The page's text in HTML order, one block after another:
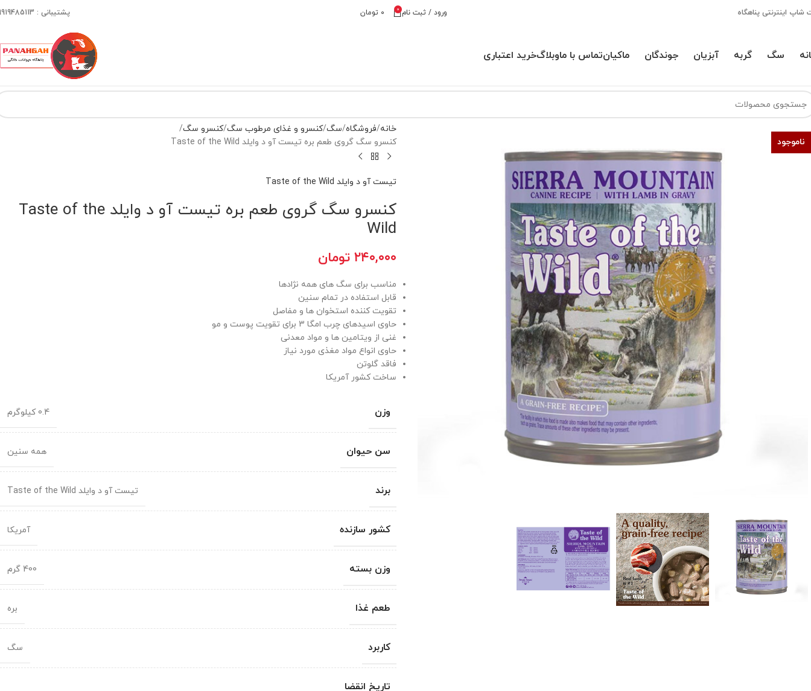
شاپ اینترنتی پناهگاه ورود / ثبت نام 0 ۰ تومان پشتیبانی : 09919485113
سگ گربه آبزیان جوندگان ماکیانتماس با ماوبلاگخرید اعتباری
ناموجود
خانه فروشگاه سگ کنسرو و غذای مرطوب سگ کنسرو سگ
کنسرو سگ گروی طعم بره تیست آو د وایلد Taste of the Wild
تیست آو د وایلد Taste of the Wild
کنسرو سگ گروی طعم بره تیست آو د وایلد Taste of the
Wild
۲۴۰,۰۰۰ تومان
مناسب برای سگ های همه نژادها
قابل استفاده در تمام سنین
تقویت کننده استخوان ها و مفاصل
حاوی اسیدهای چرب امگا 3 برای تقویت پوست و مو
غنی از ویتامین ها و مواد معدنی
حاوی انواع مواد مغذی مورد نیاز
فاقد گلوتن
ساخت کشور آمریکا
وزن 0.4 کیلوگرم
سن حیوان همه سنین
برند تیست آو د وایلد Taste of the Wild
کشور سازنده آمریکا
وزن بسته 400 گرم
طعم غذا بره
کاربرد سگ
تاریخ انقضا